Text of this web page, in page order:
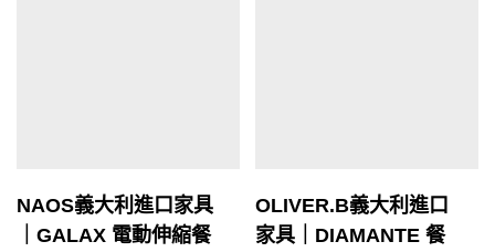
NAOS義大利進口家具
｜GALAX 電動伸縮餐
OLIVER.B義大利進口
家具｜DIAMANTE 餐